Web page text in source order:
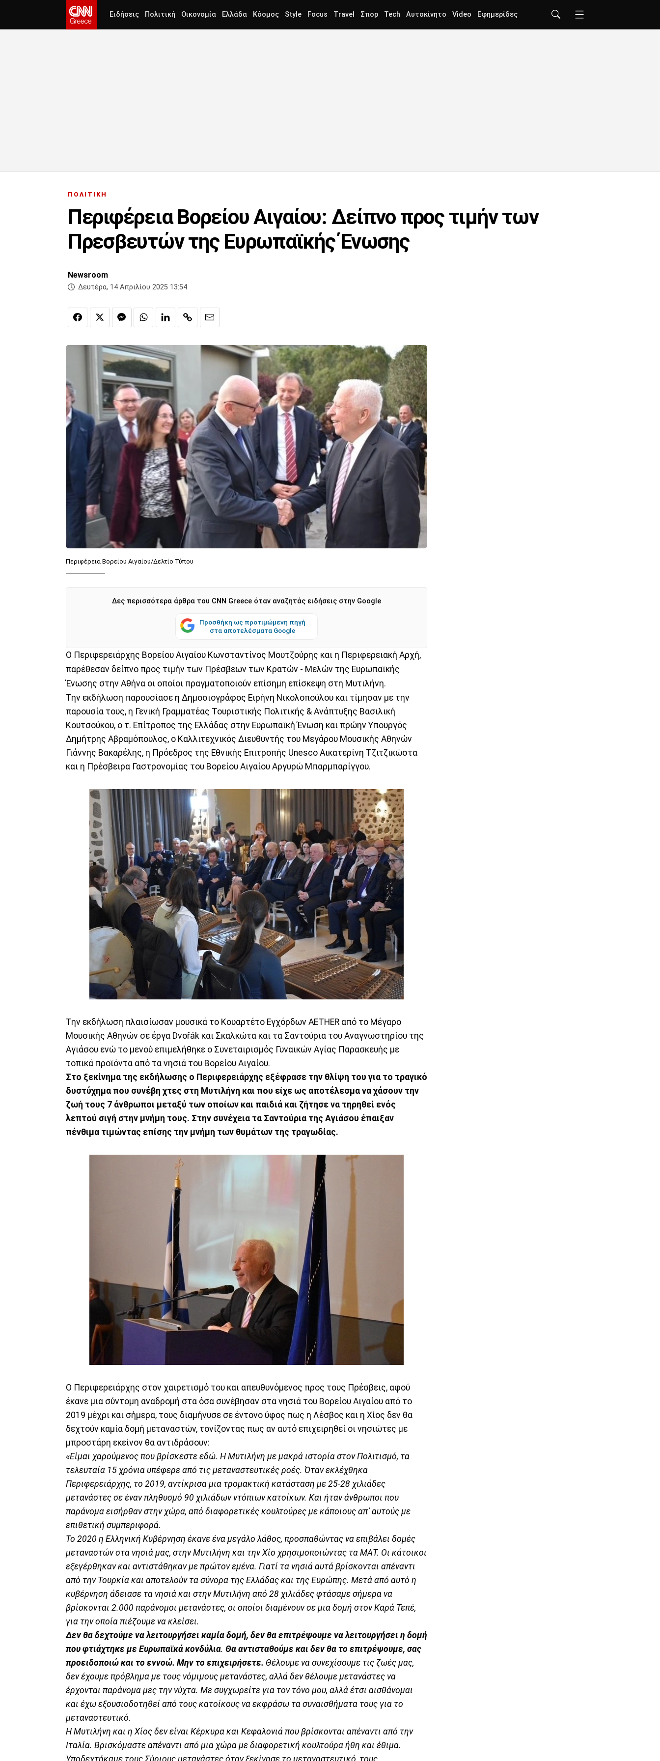
Ειδήσεις Πολιτική Οικονομία Ελλάδα Κόσμος Style Focus Travel Σπορ Tech Αυτοκίνητο Video Εφημερίδες
ΠΟΛΙΤΙΚΗ
Περιφέρεια Βορείου Αιγαίου: Δείπνο προς τιμήν των
Πρεσβευτών της Ευρωπαϊκής Ένωσης
Newsroom
Δευτέρα, 14 Απριλίου 2025 13:54
Περιφέρεια Βορείου Αιγαίου/Δελτίο Τύπου
Δες περισσότερα άρθρα του CNN Greece όταν αναζητάς ειδήσεις στην Google
Προσθήκη ως προτιμώμενη πηγή
στα αποτελέσματα Google
Ο Περιφερειάρχης Βορείου Αιγαίου Κωνσταντίνος Μουτζούρης και η Περιφερειακή Αρχή,
παρέθεσαν δείπνο προς τιμήν των Πρέσβεων των Κρατών - Μελών της Ευρωπαϊκής
Ένωσης στην Αθήνα οι οποίοι πραγματοποιούν επίσημη επίσκεψη στη Μυτιλήνη.
Την εκδήλωση παρουσίασε η Δημοσιογράφος Ειρήνη Νικολοπούλου και τίμησαν με την
παρουσία τους, η Γενική Γραμματέας Τουριστικής Πολιτικής & Ανάπτυξης Βασιλική
Κουτσούκου, ο τ. Επίτροπος της Ελλάδας στην Ευρωπαϊκή Ένωση και πρώην Υπουργός
Δημήτρης Αβραμόπουλος, ο Καλλιτεχνικός Διευθυντής του Μεγάρου Μουσικής Αθηνών
Γιάννης Βακαρέλης, η Πρόεδρος της Εθνικής Επιτροπής Unesco Αικατερίνη Τζιτζικώστα
και η Πρέσβειρα Γαστρονομίας του Βορείου Αιγαίου Αργυρώ Μπαρμπαρίγγου.
Την εκδήλωση πλαισίωσαν μουσικά το Κουαρτέτο Εγχόρδων AETHER από το Μέγαρο
Μουσικής Αθηνών σε έργα Dvořák και Σκαλκώτα και τα Σαντούρια του Αναγνωστηρίου της
Αγιάσου ενώ το μενού επιμελήθηκε ο Συνεταιρισμός Γυναικών Αγίας Παρασκευής με
τοπικά προϊόντα από τα νησιά του Βορείου Αιγαίου.
Στο ξεκίνημα της εκδήλωσης ο Περιφερειάρχης εξέφρασε την θλίψη του για το τραγικό
δυστύχημα που συνέβη χτες στη Μυτιλήνη και που είχε ως αποτέλεσμα να χάσουν την
ζωή τους 7 άνθρωποι μεταξύ των οποίων και παιδιά και ζήτησε να τηρηθεί ενός
λεπτού σιγή στην μνήμη τους. Στην συνέχεια τα Σαντούρια της Αγιάσου έπαιξαν
πένθιμα τιμώντας επίσης την μνήμη των θυμάτων της τραγωδίας.
Ο Περιφερειάρχης στον χαιρετισμό του και απευθυνόμενος προς τους Πρέσβεις, αφού
έκανε μια σύντομη αναδρομή στα όσα συνέβησαν στα νησιά του Βορείου Αιγαίου από το
2019 μέχρι και σήμερα, τους διαμήνυσε σε έντονο ύφος πως η Λέσβος και η Χίος δεν θα
δεχτούν καμία δομή μεταναστών, τονίζοντας πως αν αυτό επιχειρηθεί οι νησιώτες με
μπροστάρη εκείνον θα αντιδράσουν:
«Είμαι χαρούμενος που βρίσκεστε εδώ. Η Μυτιλήνη με μακρά ιστορία στον Πολιτισμό, τα
τελευταία 15 χρόνια υπέφερε από τις μεταναστευτικές ροές. Όταν εκλέχθηκα
Περιφερειάρχης, το 2019, αντίκρισα μια τρομακτική κατάσταση με 25-28 χιλιάδες
μετανάστες σε έναν πληθυσμό 90 χιλιάδων ντόπιων κατοίκων. Και ήταν άνθρωποι που
παράνομα εισήρθαν στην χώρα, από διαφορετικές κουλτούρες με κάποιους απ΄ αυτούς με
επιθετική συμπεριφορά.
Το 2020 η Ελληνική Κυβέρνηση έκανε ένα μεγάλο λάθος, προσπαθώντας να επιβάλει δομές
μεταναστών στα νησιά μας, στην Μυτιλήνη και την Χίο χρησιμοποιώντας τα ΜΑΤ. Οι κάτοικοι
εξεγέρθηκαν και αντιστάθηκαν με πρώτον εμένα. Γιατί τα νησιά αυτά βρίσκονται απέναντι
από την Τουρκία και αποτελούν τα σύνορα της Ελλάδας και της Ευρώπης. Μετά από αυτό η
κυβέρνηση άδειασε τα νησιά και στην Μυτιλήνη από 28 χιλιάδες φτάσαμε σήμερα να
βρίσκονται 2.000 παράνομοι μετανάστες, οι οποίοι διαμένουν σε μια δομή στον Καρά Τεπέ,
για την οποία πιέζουμε να κλείσει.
Δεν θα δεχτούμε να λειτουργήσει καμία δομή, δεν θα επιτρέψουμε να λειτουργήσει η δομή
που φτιάχτηκε με Ευρωπαϊκά κονδύλια. Θα αντισταθούμε και δεν θα το επιτρέψουμε, σας
προειδοποιώ και το εννοώ. Μην το επιχειρήσετε. Θέλουμε να συνεχίσουμε τις ζωές μας,
δεν έχουμε πρόβλημα με τους νόμιμους μετανάστες, αλλά δεν θέλουμε μετανάστες να
έρχονται παράνομα μες την νύχτα. Με συγχωρείτε για τον τόνο μου, αλλά έτσι αισθάνομαι
και έχω εξουσιοδοτηθεί από τους κατοίκους να εκφράσω τα συναισθήματα τους για το
μεταναστευτικό.
Η Μυτιλήνη και η Χίος δεν είναι Κέρκυρα και Κεφαλονιά που βρίσκονται απέναντι από την
Ιταλία. Βρισκόμαστε απέναντι από μια χώρα με διαφορετική κουλτούρα ήθη και έθιμα.
Υποδεχτήκαμε τους Σύριους μετανάστες όταν ξεκίνησε το μεταναστευτικό, τους